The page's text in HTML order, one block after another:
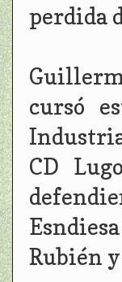
perdida
cursó
CD
Rubién